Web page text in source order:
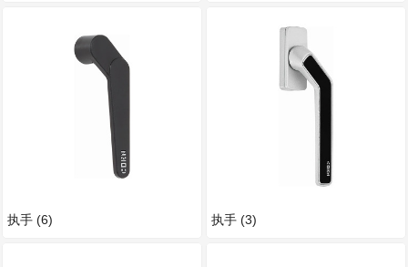
执手 (6) 执手 (3)